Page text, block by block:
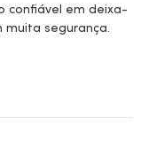
confiável em deixa-
segurança.